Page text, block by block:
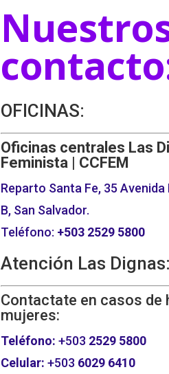
OFICINAS:
Oficinas centrales Las
Feminista | CCFEM
Reparto Santa Fe, 35
B, San Salvador.
Teléfono: +503 2529 5800
Atención Las Dignas:
Contactate en casos de
mujeres:
Teléfono: +503 2529 5800
Celular: +503 6029 6410